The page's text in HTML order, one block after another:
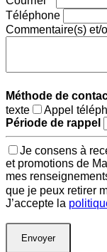
Téléphone
Commentaire(s) et/
Méthode de
texte
Appel
Période de rappel
Je consens à
et promotions de
mes
que je peux retirer
J’accepte la